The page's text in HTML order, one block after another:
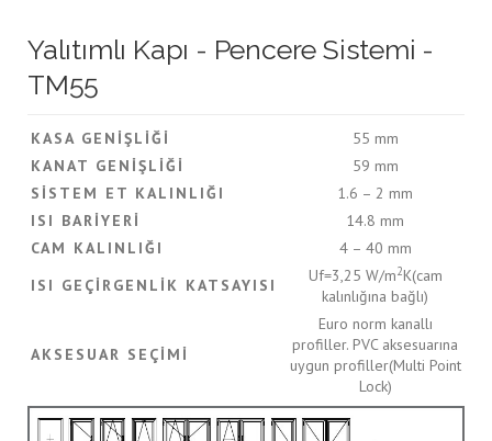
Yalıtımlı Kapı - Pencere Sistemi -
TM55
KASA GENIŞLIĞI
55 mm
KANAT GENIŞLIĞI
59 mm
SISTEM ET KALINLIĞI
1.6 – 2 mm
ISI BARIYERI
14.8 mm
CAM KALINLIĞI
4 – 40 mm
ISI GEÇIRGENLIK KATSAYISI
Uf=3,25 W/m2K(cam
kalınlığına bağlı)
AKSESUAR SEÇIMI
Euro norm kanallı
profiller. PVC aksesuarına
uygun profiller(Multi Point
Lock)